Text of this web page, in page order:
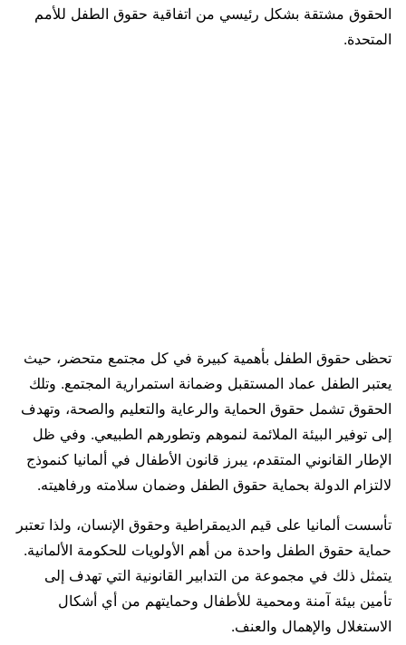
الحقوق مشتقة بشكل رئيسي من اتفاقية حقوق الطفل للأمم
المتحدة.
تحظى حقوق الطفل بأهمية كبيرة في كل مجتمع متحضر، حيث
يعتبر الطفل عماد المستقبل وضمانة استمرارية المجتمع. وتلك
الحقوق تشمل حقوق الحماية والرعاية والتعليم والصحة، وتهدف
إلى توفير البيئة الملائمة لنموهم وتطورهم الطبيعي. وفي ظل
الإطار القانوني المتقدم، يبرز قانون الأطفال في ألمانيا كنموذج
لالتزام الدولة بحماية حقوق الطفل وضمان سلامته ورفاهيته.
تأسست ألمانيا على قيم الديمقراطية وحقوق الإنسان، ولذا تعتبر
حماية حقوق الطفل واحدة من أهم الأولويات للحكومة الألمانية.
يتمثل ذلك في مجموعة من التدابير القانونية التي تهدف إلى
تأمين بيئة آمنة ومحمية للأطفال وحمايتهم من أي أشكال
الاستغلال والإهمال والعنف.